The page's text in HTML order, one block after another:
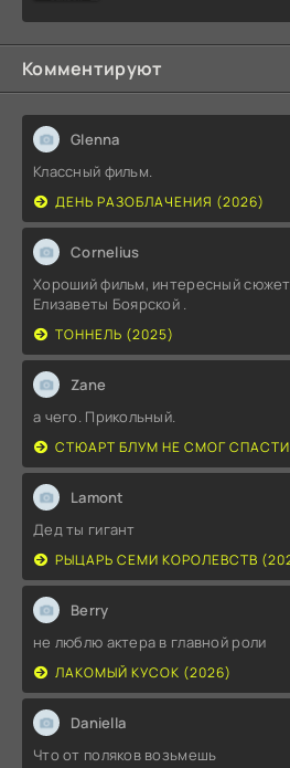
Комментируют
Glenna
Классный фильм.
ДЕНЬ РАЗОБЛАЧЕНИЯ (2026)
Cornelius
Хороший фильм, интересный
Елизаветы Боярской .
ТОННЕЛЬ (2025)
Zane
а чего. Прикольный.
СТЮАРТ БЛУМ НЕ СМОГ
Lamont
Дед ты гигант
РЫЦАРЬ СЕМИ КОРОЛЕВСТВ
Berry
не люблю актера в главной роли
ЛАКОМЫЙ КУСОК (2026)
Daniella
Что от поляков возьмешь